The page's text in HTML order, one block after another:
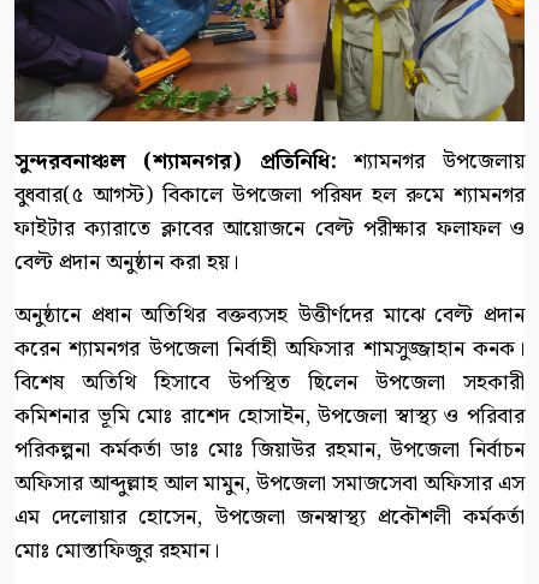
সুন্দরবনাঞ্চল (শ্যামনগর) প্রতিনিধি: শ্যামনগর উপজেলায়
বুধবার(৫ আগস্ট) বিকালে উপজেলা পরিষদ হল রুমে শ্যামনগর
ফাইটার ক্যারাতে ক্লাবের আয়োজনে বেল্ট পরীক্ষার ফলাফল ও
বেল্ট প্রদান অনুষ্ঠান করা হয়।
অনুষ্ঠানে প্রধান অতিথির বক্তব্যসহ উত্তীর্ণদের মাঝে বেল্ট প্রদান
করেন শ্যামনগর উপজেলা নির্বাহী অফিসার শামসুজ্জাহান কনক।
বিশেষ অতিথি হিসাবে উপস্থিত ছিলেন উপজেলা সহকারী
কমিশনার ভূমি মোঃ রাশেদ হোসাইন, উপজেলা স্বাস্থ্য ও পরিবার
পরিকল্পনা কর্মকর্তা ডাঃ মোঃ জিয়াউর রহমান, উপজেলা নির্বাচন
অফিসার আব্দুল্লাহ আল মামুন, উপজেলা সমাজসেবা অফিসার এস
এম দেলোয়ার হোসেন, উপজেলা জনস্বাস্থ্য প্রকৌশলী কর্মকর্তা
মোঃ মোস্তাফিজুর রহমান।